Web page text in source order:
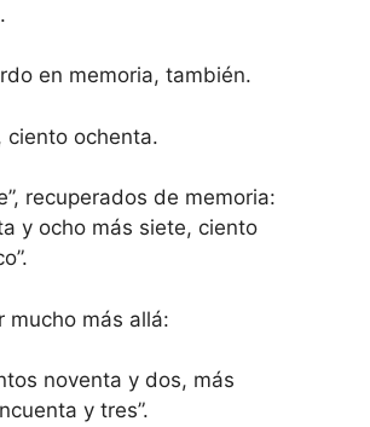
en memoria, también.
ciento ochenta.
recuperados de memoria:
y ocho más siete, ciento
mucho más allá:
noventa y dos, más
y tres”.